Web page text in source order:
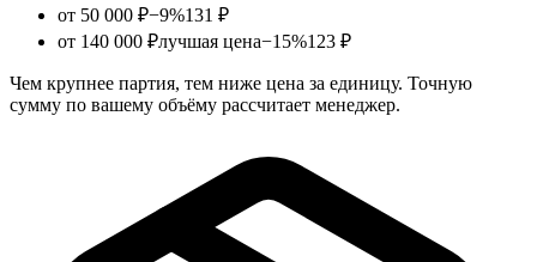
от 50 000 ₽−9%131 ₽
от 140 000 ₽лучшая цена−15%123 ₽
Чем крупнее партия, тем ниже цена за единицу. Точную
сумму по вашему объёму рассчитает менеджер.